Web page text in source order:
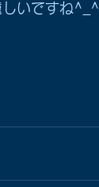
しいですね^_^